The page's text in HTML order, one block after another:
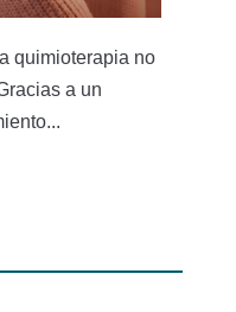
quimioterapia no
a un